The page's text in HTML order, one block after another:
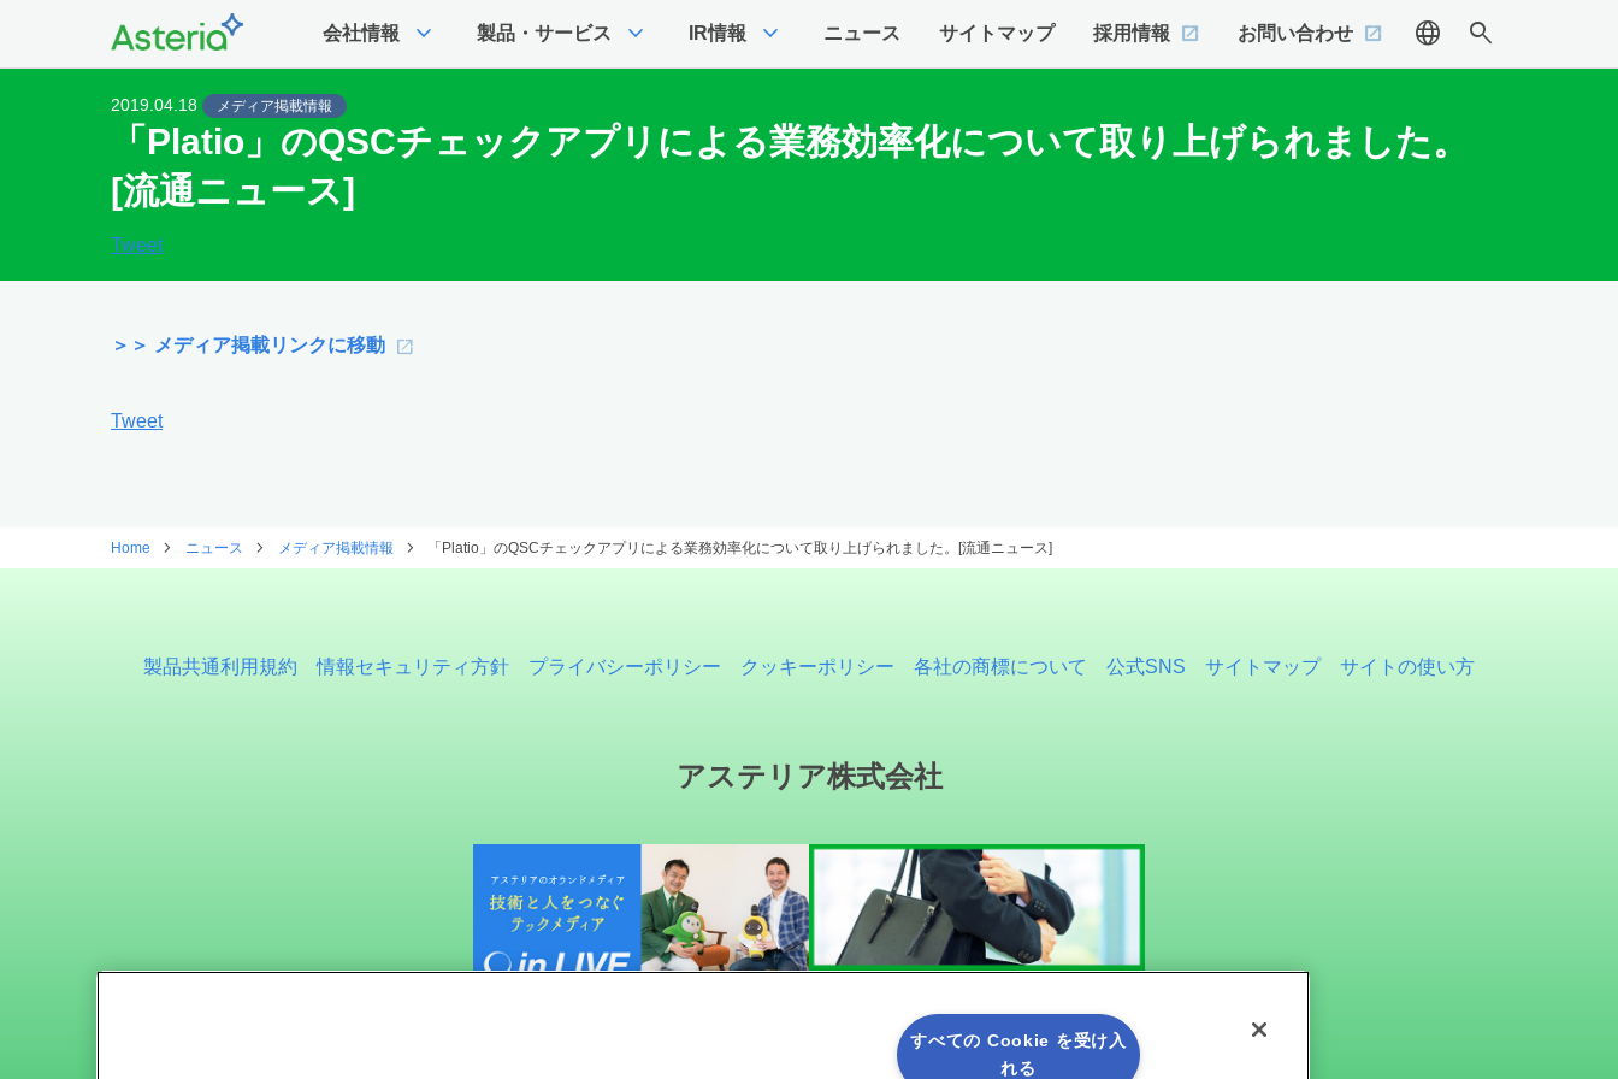
会社情報 expand_more 製品・サービス expand_more IR情報 expand_more ニュース サイトマップ 採用情報 お問い合わせ language search
2019.04.18 メディア掲載情報
「Platio」のQSCチェックアプリによる業務効率化について取り上げられました。
[流通ニュース]
Tweet
＞＞ メディア掲載リンクに移動
Tweet
Home ニュース メディア掲載情報 「Platio」のQSCチェックアプリによる業務効率化について取り上げられました。[流通ニュース]
製品共通利用規約 情報セキュリティ方針 プライバシーポリシー クッキーポリシー 各社の商標について 公式SNS サイトマップ サイトの使い方
アステリア株式会社
すべての Cookie を受け入
れる